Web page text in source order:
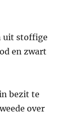
uit stoffige
en zwart
bezit te
over